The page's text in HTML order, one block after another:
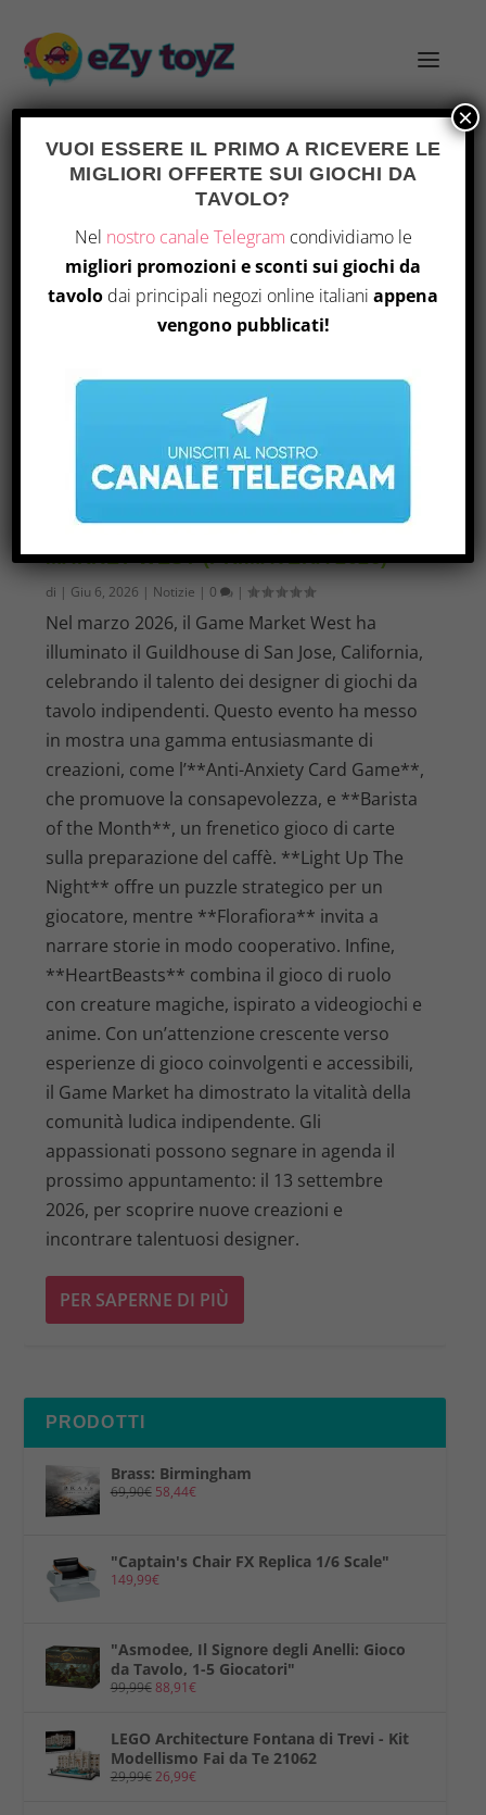
TAG:ESPERIENZE UNICHE
MARKET WEST (PRIMAVERA 2026)
di | Giu 6, 2026 | Notizie | 0 |
Nel marzo 2026, il Game Market West ha
illuminato il Guildhouse di San Jose, California,
celebrando il talento dei designer di giochi da
tavolo indipendenti. Questo evento ha messo
in mostra una gamma entusiasmante di
creazioni, come l’**Anti-Anxiety Card Game**,
che promuove la consapevolezza, e **Barista
of the Month**, un frenetico gioco di carte
sulla preparazione del caffè. **Light Up The
Night** offre un puzzle strategico per un
giocatore, mentre **Florafiora** invita a
narrare storie in modo cooperativo. Infine,
**HeartBeasts** combina il gioco di ruolo
con creature magiche, ispirato a videogiochi e
anime. Con un’attenzione crescente verso
esperienze di gioco coinvolgenti e accessibili,
il Game Market ha dimostrato la vitalità della
comunità ludica indipendente. Gli
appassionati possono segnare in agenda il
prossimo appuntamento: il 13 settembre
2026, per scoprire nuove creazioni e
incontrare talentuosi designer.
PER SAPERNE DI PIÙ
PRODOTTI
Brass: Birmingham
69,90€ 58,44€
"Captain's Chair FX Replica 1/6 Scale"
149,99€
"Asmodee, Il Signore degli Anelli: Gioco
da Tavolo, 1-5 Giocatori"
99,99€88,91€
LEGO Architecture Fontana di Trevi - Kit
Modellismo Fai da Te 21062
29,99€26,99€
VUOI ESSERE IL PRIMO A RICEVERE LE
MIGLIORI OFFERTE SUI GIOCHI DA
TAVOLO?
Nel nostro canale Telegram condividiamo le
migliori promozioni e sconti sui giochi da
tavolo dai principali negozi online italiani appena
vengono pubblicati!
×